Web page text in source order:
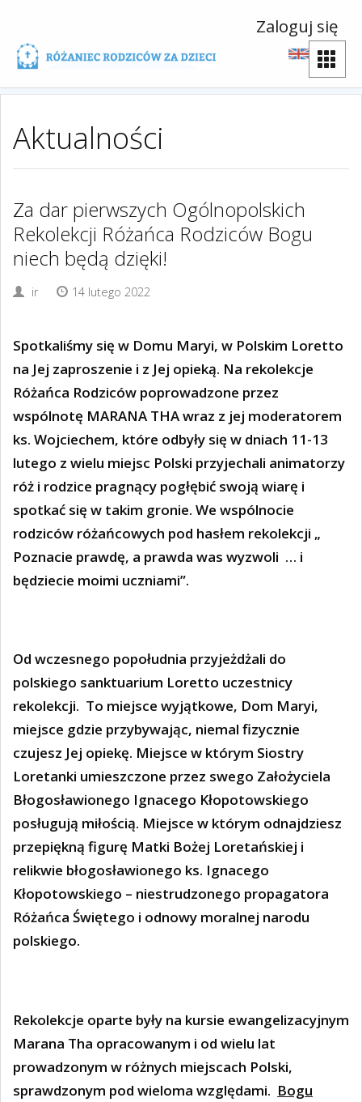
Zaloguj się
Aktualności
Za dar pierwszych Ogólnopolskich
Rekolekcji Różańca Rodziców Bogu
niech będą dzięki!
ir 14 lutego 2022
Spotkaliśmy się w Domu Maryi, w Polskim Loretto
na Jej zaproszenie i z Jej opieką. Na rekolekcje
Różańca Rodziców poprowadzone przez
wspólnotę MARANA THA wraz z jej moderatorem
ks. Wojciechem, które odbyły się w dniach 11-13
lutego z wielu miejsc Polski przyjechali animatorzy
róż i rodzice pragnący pogłębić swoją wiarę i
spotkać się w takim gronie. We wspólnocie
rodziców różańcowych pod hasłem rekolekcji „
Poznacie prawdę, a prawda was wyzwoli … i
będziecie moimi uczniami”.
Od wczesnego popołudnia przyjeżdżali do
polskiego sanktuarium Loretto uczestnicy
rekolekcji. To miejsce wyjątkowe, Dom Maryi,
miejsce gdzie przybywając, niemal fizycznie
czujesz Jej opiekę. Miejsce w którym Siostry
Loretanki umieszczone przez swego Założyciela
Błogosławionego Ignacego Kłopotowskiego
posługują miłością. Miejsce w którym odnajdziesz
przepiękną figurę Matki Bożej Loretańskiej i
relikwie błogosławionego ks. Ignacego
Kłopotowskiego – niestrudzonego propagatora
Różańca Świętego i odnowy moralnej narodu
polskiego.
Rekolekcje oparte były na kursie ewangelizacyjnym
Marana Tha opracowanym i od wielu lat
prowadzonym w różnych miejscach Polski,
sprawdzonym pod wieloma względami. Bogu